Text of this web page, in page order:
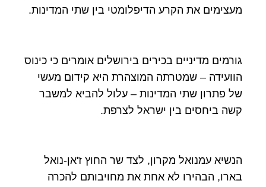
מעצימים את הקרע הדיפלומטי בין שתי המדינות.
גורמים מדיניים בכירים בירושלים אומרים כי כינוס
הוועידה – שמטרתה המוצהרת היא קידום מעשי
של פתרון שתי המדינות – עלול להביא למשבר
קשה ביחסים בין ישראל לצרפת.
הנשיא עמנואל מקרון, לצד שר החוץ ז'אן-נואל
בארו, הבהירו לא אחת את מחויבותם להכרה